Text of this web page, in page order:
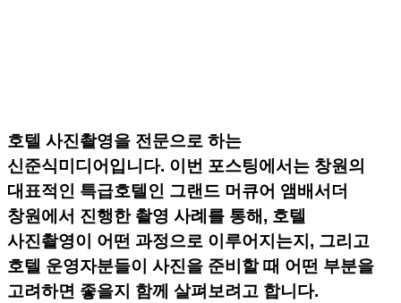
호텔 사진촬영을 전문으로 하는
신준식미디어입니다. 이번 포스팅에서는 창원의
대표적인 특급호텔인 그랜드 머큐어 앰배서더
창원에서 진행한 촬영 사례를 통해, 호텔
사진촬영이 어떤 과정으로 이루어지는지, 그리고
호텔 운영자분들이 사진을 준비할 때 어떤 부분을
고려하면 좋을지 함께 살펴보려고 합니다.